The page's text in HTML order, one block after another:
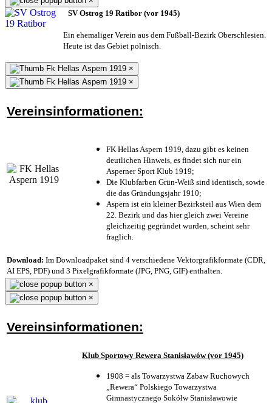
SV Ostrog 19 Ratibor (vor 1945)
Ein ehemaliger Verein aus dem Fußball-Bezirk Oberschlesien.
Heute ist das Gebiet polnisch.
×
×
Vereinsinformationen:
FK Hellas Aspern 1919, dazu gibt es keinen
deutlichen Hinweis, es findet sich nur ein
Asperner Sport Klub 1919;
Die Klubfarben Grün-Weiß sind identisch, sowie
die das Gründungsjahr 1910;
Aspern ist ein kleiner Bezirksteil aus Wien dem
22. Bezirk und das hier gleich zwei Vereine
gleichzeitig gegründet wurden, scheint sehr
fraglich.
Download: Im Downloadpaket sind 4 verschiedene Vektorgrafikformate (CDR,
AI EPS, PDF) und 3 Pixelgrafikformate (JPG, PNG, GIF) enthalten.
×
×
Vereinsinformationen:
Klub Sportowy Rewera Stanisławów (vor 1945)
1908 = als Towarzystwa Zabaw Ruchowych
„Rewera“ Polskiego Towarzystwa
Gimnastycznego Sokółw Stanisławowie